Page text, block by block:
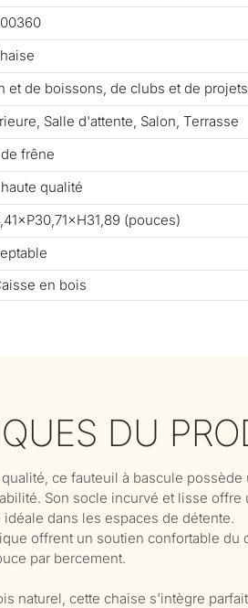
de boissons, de clubs et de
Salle d'attente, Salon, Terrasse
frêne
qualité
(pouces)
en bois
DU
ce fauteuil à bascule possède
Son socle incurvé et lisse
dans les espaces de détente.
offrent un soutien confortable du
par bercement.
naturel, cette chaise s'intègre